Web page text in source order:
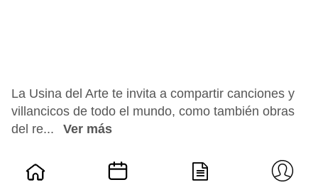
La Usina del Arte te invita a compartir canciones y
villancicos de todo el mundo, como también obras
del re...
Ver más